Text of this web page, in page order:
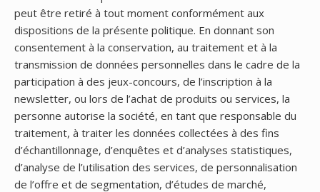
peut être retiré à tout moment conformément aux
dispositions de la présente politique. En donnant son
consentement à la conservation, au traitement et à la
transmission de données personnelles dans le cadre de la
participation à des jeux-concours, de l’inscription à la
newsletter, ou lors de l’achat de produits ou services, la
personne autorise la société, en tant que responsable du
traitement, à traiter les données collectées à des fins
d’échantillonnage, d’enquêtes et d’analyses statistiques,
d’analyse de l’utilisation des services, de personnalisation
de l’offre et de segmentation, d’études de marché,